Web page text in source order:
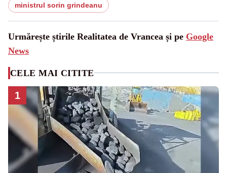
ministrul sorin grindeanu
Urmărește știrile Realitatea de Vrancea și pe Google
News
CELE MAI CITITE
1